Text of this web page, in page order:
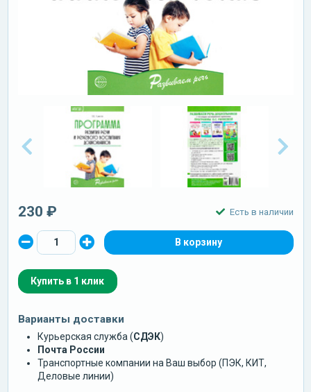
230 ₽ Есть в наличии
Купить в 1 клик
Варианты доставки
Курьерская служба (СДЭК)
Почта России
Транспортные компании на Ваш выбор (ПЭК, КИТ,
Деловые линии)